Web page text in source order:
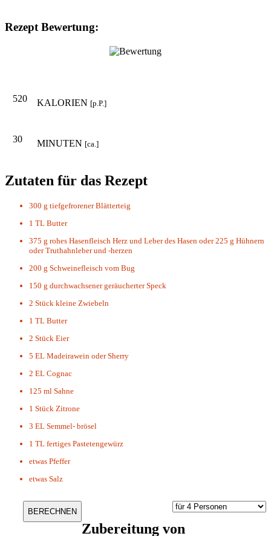
Rezept Bewertung:
520 KALORIEN [p.P.]
30 MINUTEN [ca.]
Zutaten für das Rezept
300 g tiefgefrorener Blätterteig
1 TL Butter
375 g rohes Hasenfleisch Herz und Leber des Hasen oder 225 g Hühnern
oder Truthahnleber und -herzen
200 g Schweinefleisch vom Bug
150 g durchwachsener geräucherter Speck
2 Stück kleine Zwiebeln
1 TL Butter
2 Stück Eier
5 EL Madeirawein oder Sherry
2 EL Cognac
125 ml Sahne
1 Stück Zitrone
3 EL Semmel- brösel
1 TL fertiges Pastetengewürz
etwas Pfeffer
etwas Salz
Zubereitung von